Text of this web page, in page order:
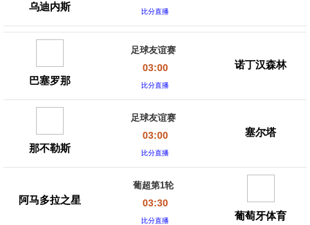
乌迪内斯 比分直播
巴塞罗那
足球友谊赛
03:00
比分直播
诺丁汉森林
那不勒斯
足球友谊赛
03:00
比分直播
塞尔塔
阿马多拉之星
葡超第1轮
03:30
比分直播 葡萄牙体育